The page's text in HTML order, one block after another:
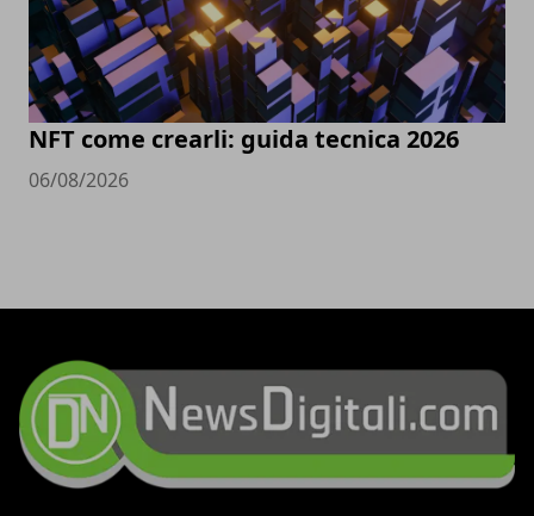
NFT come crearli: guida tecnica 2026
06/08/2026